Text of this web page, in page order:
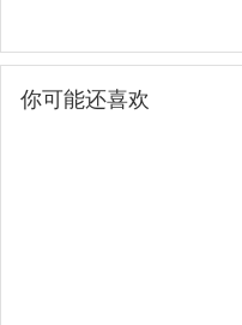
你可能还喜欢